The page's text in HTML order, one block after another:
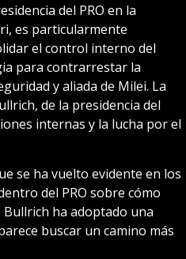
del PRO en la
es particularmente
el control interno del
para contrarrestar la
y aliada de Milei. La
de la presidencia del
internas y la lucha por el
se ha vuelto evidente en los
del PRO sobre cómo
ha adoptado una
buscar un camino más